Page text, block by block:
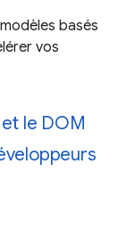
basés
vos
le DOM